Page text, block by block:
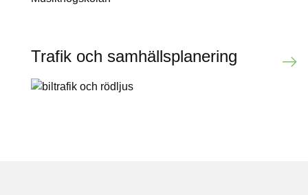
Trafik och samhällsplanering